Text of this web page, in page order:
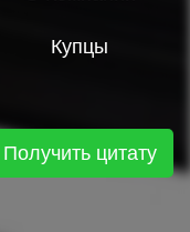
Купцы
Получить цитату